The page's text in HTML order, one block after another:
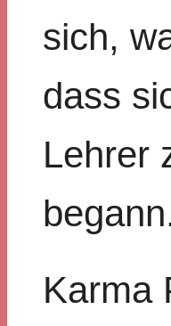
sich,
dass
Lehrer
Karma